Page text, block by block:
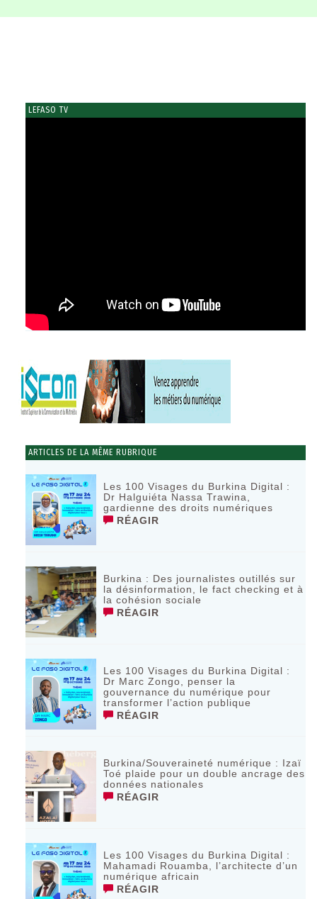
LEFASO TV
ARTICLES DE LA MÊME RUBRIQUE
Les 100 Visages du Burkina Digital :
Dr Halguiéta Nassa Trawina,
gardienne des droits numériques
RÉAGIR
Burkina : Des journalistes outillés sur
la désinformation, le fact checking et à
la cohésion sociale
RÉAGIR
Les 100 Visages du Burkina Digital :
Dr Marc Zongo, penser la
gouvernance du numérique pour
transformer l’action publique
RÉAGIR
Burkina/Souveraineté numérique : Izaï
Toé plaide pour un double ancrage des
données nationales
RÉAGIR
Les 100 Visages du Burkina Digital :
Mahamadi Rouamba, l’architecte d’un
numérique africain
RÉAGIR